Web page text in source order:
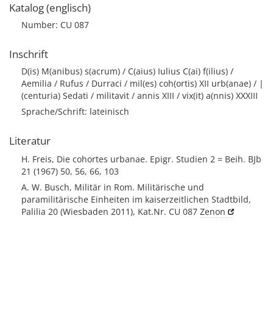
Katalog (englisch)
Number: CU 087
Inschrift
D(is) M(anibus) s(acrum) / C(aius) Iulius C(ai) f(ilius) /
Aemilia / Rufus / Durraci / mil(es) coh(ortis) XII urb(anae) / |
(centuria) Sedati / militavit / annis XIII / vix(it) a(nnis) XXXIII
Sprache/Schrift: lateinisch
Literatur
H. Freis, Die cohortes urbanae. Epigr. Studien 2 = Beih. BJb
21 (1967) 50, 56, 66, 103
A. W. Busch, Militär in Rom. Militärische und
paramilitärische Einheiten im kaiserzeitlichen Stadtbild,
Palilia 20 (Wiesbaden 2011), Kat.Nr. CU 087 Zenon